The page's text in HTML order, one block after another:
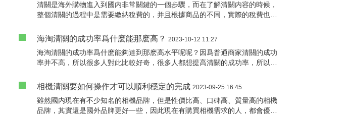
清關是海外購物進入到國内非常關鍵的一個步驟，而在了解清關内容的時候，
整個清關的過程中是需要繳納稅費的，并且根據商品的不同，實際的稅費也會
中，有一種稅費固定不變的方式便是包稅清關這樣的方式，這種清關的方式在
性價比方面是非常高的。考慮這種清關内容的時候，雖然性價比不錯，可是如
何選擇清關公司也很關鍵。
海淘清關的成功率爲什麽能那麽高？ 2023-10-12 11:27
海淘清關的成功率爲什麽能夠達到那麽高水平呢呢？因爲普通商家清關的成功
率并不高，所以很多人對此比較好奇，很多人都想提高清關的成功率，所以也
相機清關要如何操作才可以順利穩定的完成 2023-09-25 16:45
雖然國内現在有不少知名的相機品牌，但是性價比高、口碑高、質量高的相機
品牌，其實還是國外品牌更好一些，因此現在有購買相機需求的人，都會優先